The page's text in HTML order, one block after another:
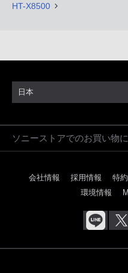
HT-X8500
日本
ソニーストアでのお買い物
会社情報 採用情報 特
環境情報